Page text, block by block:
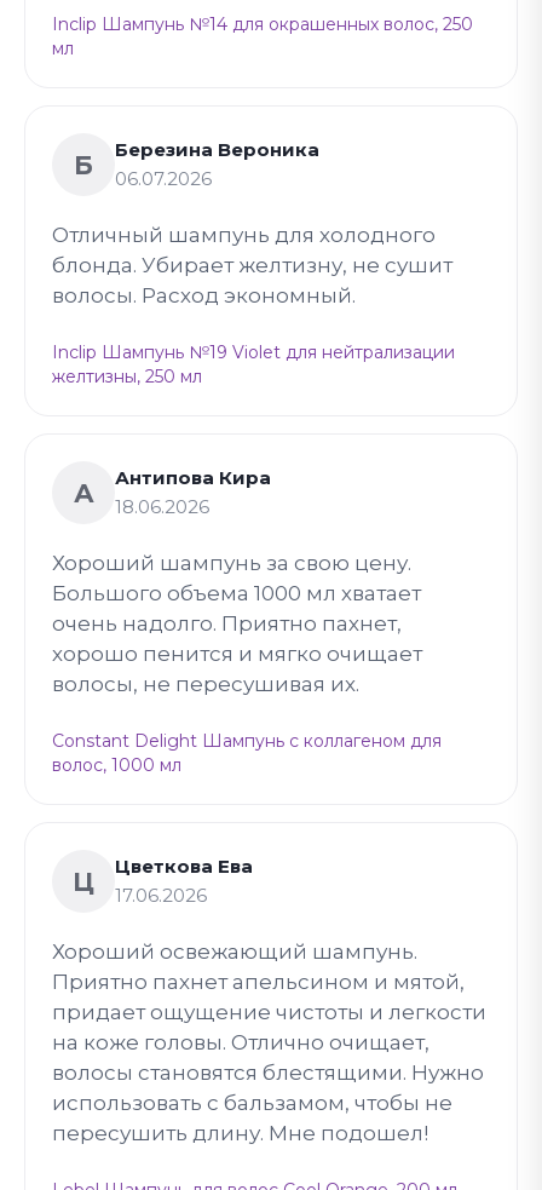
Inclip Шампунь №14 для окрашенных волос, 250
мл
Б
Березина Вероника
06.07.2026
Отличный шампунь для холодного
блонда. Убирает желтизну, не сушит
волосы. Расход экономный.
Inclip Шампунь №19 Violet для нейтрализации
желтизны, 250 мл
А
Антипова Кира
18.06.2026
Хороший шампунь за свою цену.
Большого объема 1000 мл хватает
очень надолго. Приятно пахнет,
хорошо пенится и мягко очищает
волосы, не пересушивая их.
Constant Delight Шампунь с коллагеном для
волос, 1000 мл
Ц
Цветкова Ева
17.06.2026
Хороший освежающий шампунь.
Приятно пахнет апельсином и мятой,
придает ощущение чистоты и легкости
на коже головы. Отлично очищает,
волосы становятся блестящими. Нужно
использовать с бальзамом, чтобы не
пересушить длину. Мне подошел!